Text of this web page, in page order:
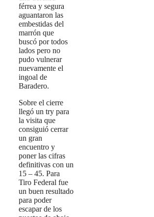
férrea y segura
aguantaron las
embestidas del
marrón que
buscó por todos
lados pero no
pudo vulnerar
nuevamente el
ingoal de
Baradero.
Sobre el cierre
llegó un try para
la visita que
consiguió cerrar
un gran
encuentro y
poner las cifras
definitivas con un
15 – 45. Para
Tiro Federal fue
un buen resultado
para poder
escapar de los